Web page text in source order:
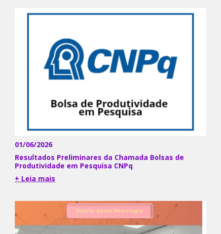
01/06/2026
Resultados Preliminares da Chamada Bolsas de
Produtividade em Pesquisa CNPq
+ Leia mais